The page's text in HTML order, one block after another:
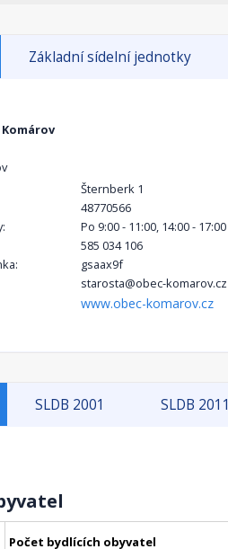
Základní sídelní jednotky
Šternberk 1
48770566
Po 9:00 - 11:00, 14:00 - 17:00
585 034 106
gsaax9f
starosta@obec-komarov.cz
www.obec-komarov.cz
SLDB 2001 SLDB 2011
Počet bydlících obyvatel